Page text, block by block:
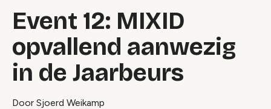
Event 12: MIXID
opvallend aanwezig
in de Jaarbeurs
Door Sjoerd Weikamp